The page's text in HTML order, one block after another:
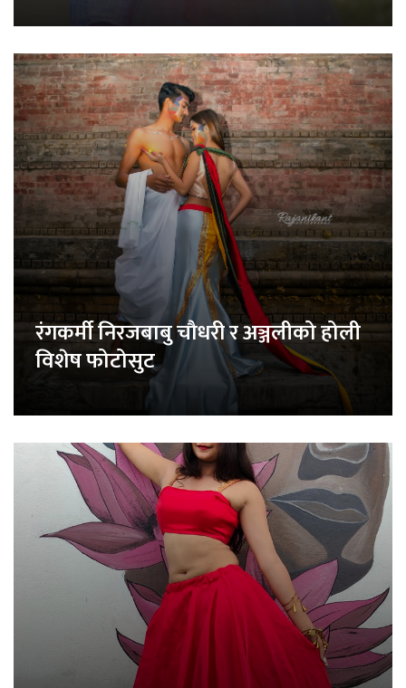
रंगकर्मी निरजबाबु चौधरी र अञ्जलीको होली
विशेष फोटोसुट